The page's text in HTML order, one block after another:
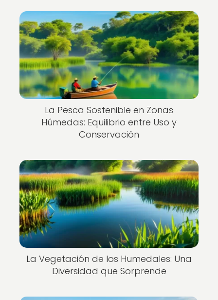
La Pesca Sostenible en Zonas
Húmedas: Equilibrio entre Uso y
Conservación
La Vegetación de los Humedales: Una
Diversidad que Sorprende